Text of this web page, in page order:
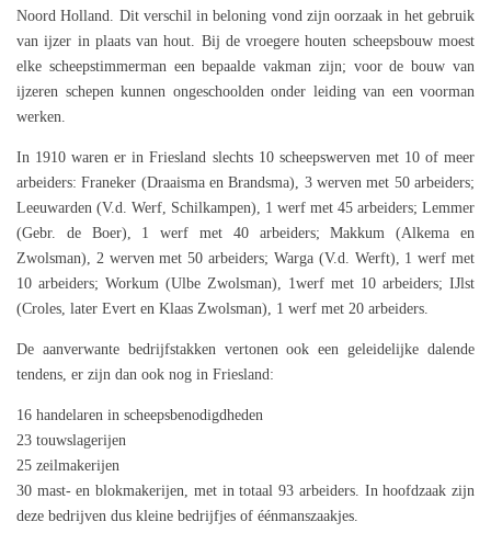
Noord Holland. Dit verschil in beloning vond zijn oorzaak in het gebruik
van ijzer in plaats van hout. Bij de vroegere houten scheepsbouw moest
elke scheepstimmerman een bepaalde vakman zijn; voor de bouw van
ijzeren schepen kunnen ongeschoolden onder leiding van een voorman
werken.
In 1910 waren er in Friesland slechts 10 scheepswerven met 10 of meer
arbeiders: Franeker (Draaisma en Brandsma), 3 werven met 50 arbeiders;
Leeuwarden (V.d. Werf, Schilkampen), 1 werf met 45 arbeiders; Lemmer
(Gebr. de Boer), 1 werf met 40 arbeiders; Makkum (Alkema en
Zwolsman), 2 werven met 50 arbeiders; Warga (V.d. Werft), 1 werf met
10 arbeiders; Workum (Ulbe Zwolsman), 1werf met 10 arbeiders; IJlst
(Croles, later Evert en Klaas Zwolsman), 1 werf met 20 arbeiders.
De aanverwante bedrijfstakken vertonen ook een geleidelijke dalende
tendens, er zijn dan ook nog in Friesland:
16 handelaren in scheepsbenodigdheden
23 touwslagerijen
25 zeilmakerijen
30 mast- en blokmakerijen, met in totaal 93 arbeiders. In hoofdzaak zijn
deze bedrijven dus kleine bedrijfjes of éénmanszaakjes.